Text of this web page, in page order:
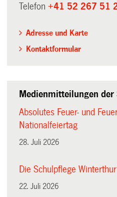
Telefon+41 52 267 51
Adresse und Karte
Kontaktformular
Medienmitteilungen
Absolutes Feuer- und
Nationalfeiertag
28. Juli 2026
Die Schulpflege
22. Juli 2026